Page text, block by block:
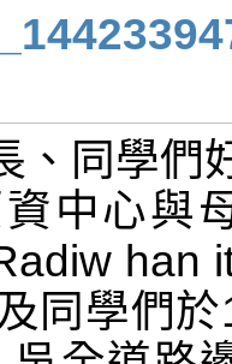
、同學們
中心與
同學們